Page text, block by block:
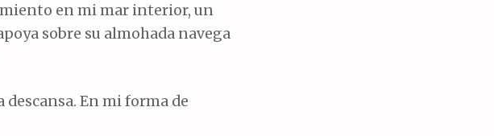
en mi mar interior, un
sobre su almohada navega
En mi forma de